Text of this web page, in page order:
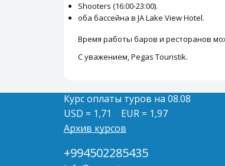
Shooters (16:00-23:00).
оба бассейна в JA Lake View Hotel.
Время работы баров и ресторанов
С уважением, Pegas Touristik.
Курс оплаты туров на 08.08
USD = 1,71
EUR = 1,97
Архив курсов
+994502285435